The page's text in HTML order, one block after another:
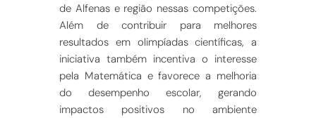
de Alfenas e região nessas competições.
Além de contribuir para melhores
resultados em olimpíadas científicas, a
iniciativa também incentiva o interesse
pela Matemática e favorece a melhoria
do desempenho escolar, gerando
impactos positivos no ambiente